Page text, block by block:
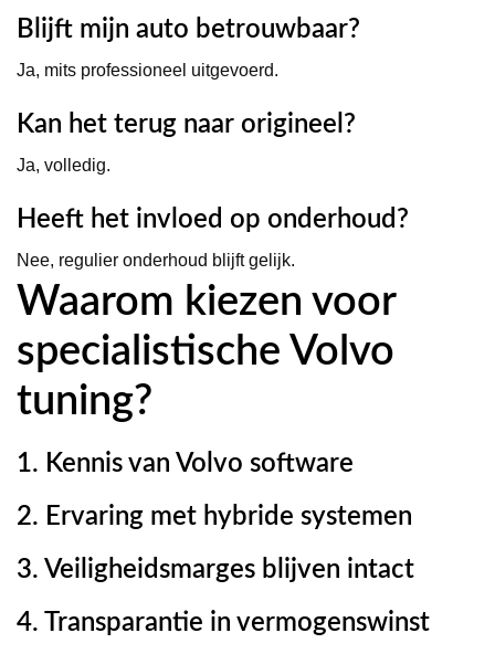
Blijft mijn auto betrouwbaar?
Ja, mits professioneel uitgevoerd.
Kan het terug naar origineel?
Ja, volledig.
Heeft het invloed op onderhoud?
Nee, regulier onderhoud blijft gelijk.
Waarom kiezen voor
specialistische Volvo
tuning?
1. Kennis van Volvo software
2. Ervaring met hybride systemen
3. Veiligheidsmarges blijven intact
4. Transparantie in vermogenswinst